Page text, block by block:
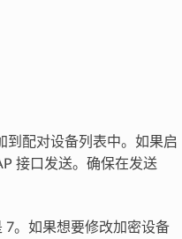
到配对设备列表中。如果启
接口发送。确保在发送
7。如果想要修改加密设备